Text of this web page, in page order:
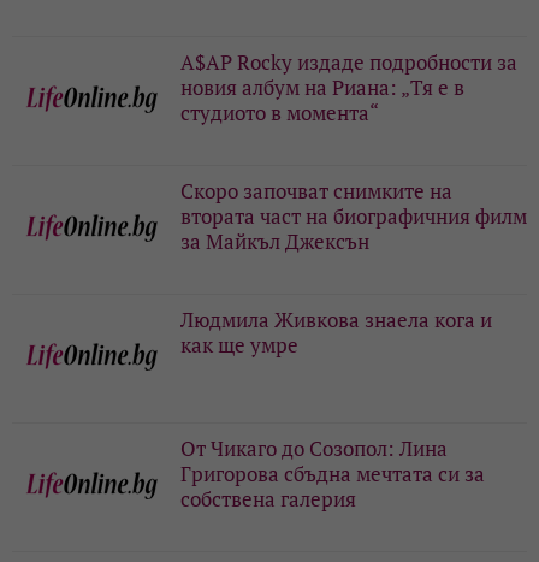
A$AP Rocky издаде подробности за
новия албум на Риана: „Тя е в
студиото в момента“
Скоро започват снимките на
втората част на биографичния филм
за Майкъл Джексън
Людмила Живкова знаела кога и
как ще умре
От Чикаго до Созопол: Лина
Григорова сбъдна мечтата си за
собствена галерия